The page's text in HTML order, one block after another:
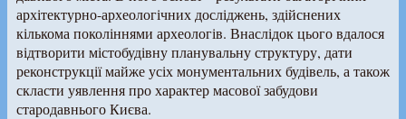
архітектурно-археологічних досліджень, здійснених
кількома поколіннями археологів. Внаслідок цього вдалося
відтворити містобудівну планувальну структуру, дати
реконструкції майже усіх монументальних будівель, а також
скласти уявлення про характер масової забудови
стародавнього Києва.